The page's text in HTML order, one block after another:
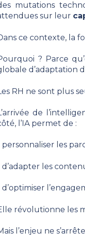
mutations
sur leur
ce contexte, la
? Parce
d’adaptation
RH ne sont plus
de
l’IA permet de :
personnaliser les
d’adapter les
d’optimiser
révolutionne les
l’enjeu ne